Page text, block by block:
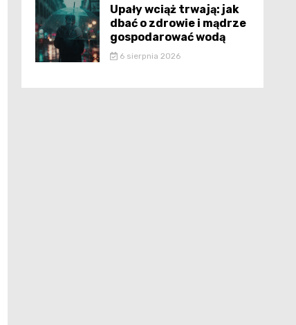
Upały wciąż trwają: jak
dbać o zdrowie i mądrze
gospodarować wodą
6 sierpnia 2026